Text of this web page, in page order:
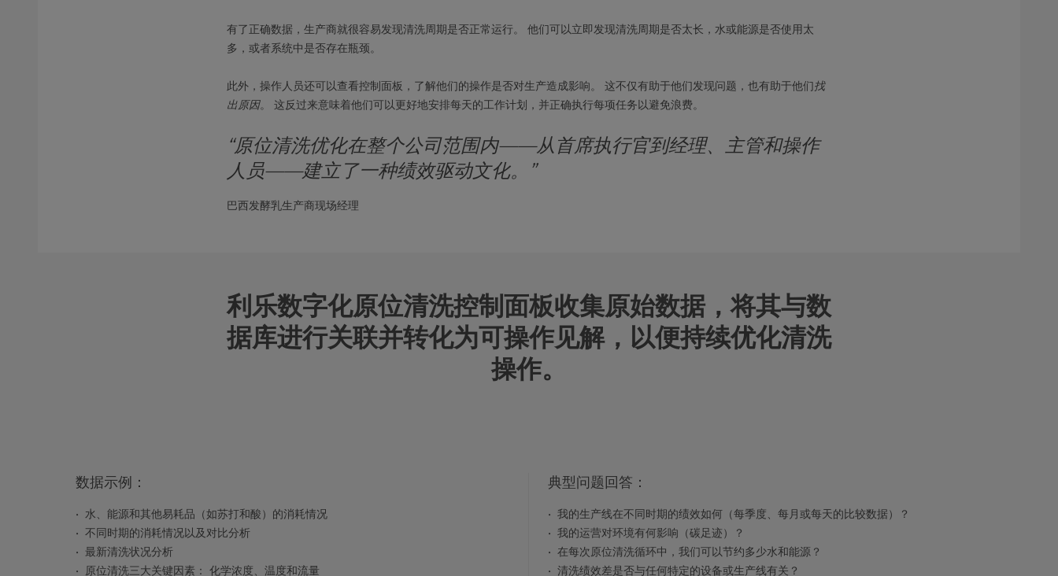
有了正确数据，生产商就很容易发现清洗周期是否正常运行。 他们可以立即发现清洗周期是否太长，水或能源是否使用太
多，或者系统中是否存在瓶颈。
此外，操作人员还可以查看控制面板，了解他们的操作是否对生产造成影响。 这不仅有助于他们发现问题，也有助于他们找
出原因。 这反过来意味着他们可以更好地安排每天的工作计划，并正确执行每项任务以避免浪费。
“原位清洗优化在整个公司范围内——从首席执行官到经理、主管和操作
人员——建立了一种绩效驱动文化。”
巴西发酵乳生产商现场经理
利乐数字化原位清洗控制面板收集原始数据，将其与数
据库进行关联并转化为可操作见解，以便持续优化清洗
操作。
数据示例：
水、能源和其他易耗品（如苏打和酸）的消耗情况
不同时期的消耗情况以及对比分析
最新清洗状况分析
原位清洗三大关键因素： 化学浓度、温度和流量
典型问题回答：
我的生产线在不同时期的绩效如何（每季度、每月或每天的比较数据）？
我的运营对环境有何影响（碳足迹）？
在每次原位清洗循环中，我们可以节约多少水和能源？
清洗绩效差是否与任何特定的设备或生产线有关？